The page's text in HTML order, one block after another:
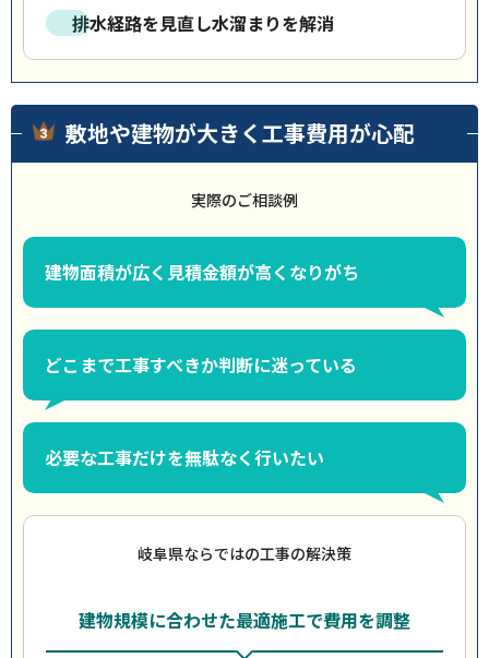
排水経路を見直し水溜まりを解消
敷地や建物が大きく工事費用が心配
実際のご相談例
建物面積が広く見積金額が高くなりがち
どこまで工事すべきか判断に迷っている
必要な工事だけを無駄なく行いたい
岐阜県ならではの工事の解決策
建物規模に合わせた最適施工で費用を調整